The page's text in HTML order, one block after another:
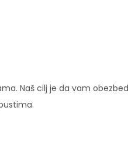
Naš cilj je da vam